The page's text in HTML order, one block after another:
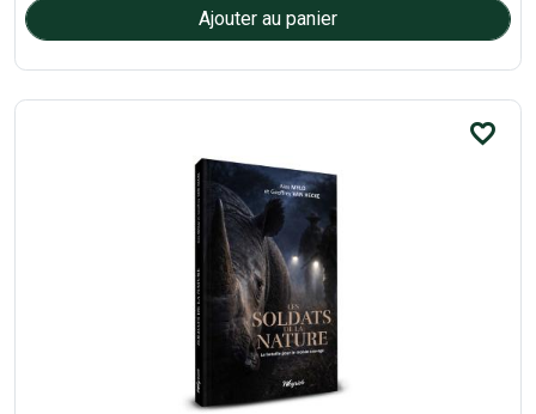
favorite_border